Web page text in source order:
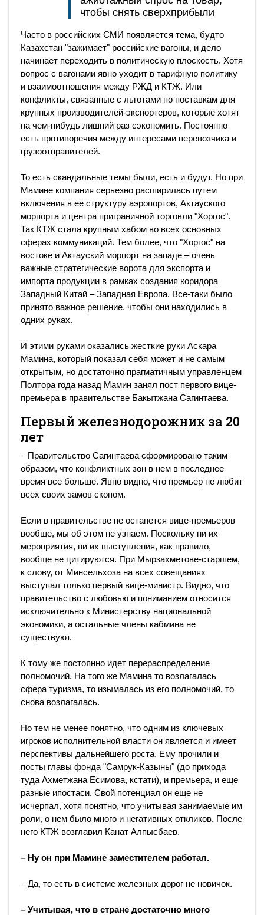
чтобы снять сверхприбыли
Часто в российских СМИ появляется тема, будто
Казахстан "зажимает" российские вагоны, и дело
начинает переходить в политическую плоскость. Хотя
вопрос с вагонами явно уходит в тарифную политику
и взаимоотношения между РЖД и КТЖ. Или
конфликты, связанные с льготами по поставкам для
крупных производителей-экспортеров, которые хотят
на чем-нибудь лишний раз сэкономить. Постоянно
есть противоречия между интересами перевозчика и
грузоотправителей.
То есть скандальные темы были, есть и будут. Но при
Мамине компания серьезно расширилась путем
включения в ее структуру аэропортов, Актауского
морпорта и центра приграничной торговли "Хоргос".
Так КТЖ стала крупным хабом во всех основных
сферах коммуникаций. Тем более, что "Хоргос" на
востоке и Актауский морпорт на западе – очень
важные стратегические ворота для экспорта и
импорта продукции в рамках создания коридора
Западный Китай – Западная Европа. Все-таки было
принято важное решение, чтобы они находились в
одних руках.
И этими руками оказались жесткие руки Аскара
Мамина, который показал себя может и не самым
открытым, но достаточно прагматичным управленцем
Полтора года назад Мамин занял пост первого вице-
премьера в правительстве Бакытжана Сагинтаева.
Первый железнодорожник за 20
лет
– Правительство Сагинтаева сформировано таким
образом, что конфликтных зон в нем в последнее
время все больше. Явно видно, что премьер не любит
всех своих замов скопом.
Если в правительстве не останется вице-премьеров
вообще, мы об этом не узнаем. Поскольку ни их
мероприятия, ни их выступления, как правило,
вообще не цитируются. При Мырзахметове-старшем,
к слову, от Минсельхоза на всех совещаниях
выступал только первый вице-министр. Видно, что
правительство с любовью и пониманием относится
исключительно к Министерству национальной
экономики, а остальные члены кабмина не
существуют.
К тому же постоянно идет перераспределение
полномочий. На того же Мамина то возлагалась
сфера туризма, то изымалась из его полномочий, то
снова возлагалась.
Но тем не менее понятно, что одним из ключевых
игроков исполнительной власти он является и имеет
перспективы дальнейшего роста. Ему прочили и
посты главы фонда "Самрук-Казыны" (до прихода
туда Ахметжана Есимова, кстати), и премьера, и еще
разные ипостаси. Свой потенциал он еще не
исчерпал, хотя понятно, что учитывая занимаемые им
роли, о нем было много и негативных откликов. После
него КТЖ возглавил Канат Алпысбаев.
– Ну он при Мамине заместителем работал.
– Да, то есть в системе железных дорог не новичок.
– Учитывая, что в стране достаточно много